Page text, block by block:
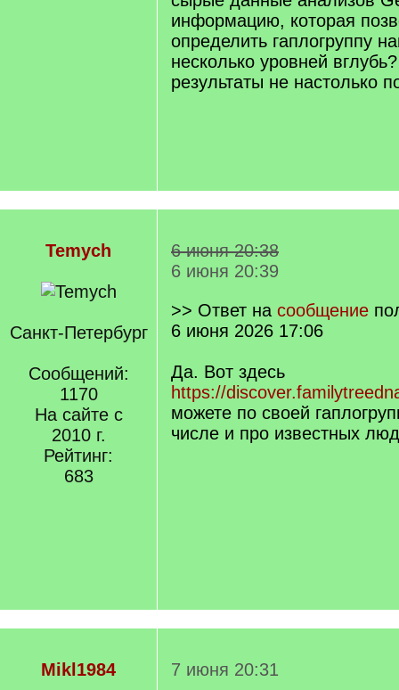
информацию, которая
определить гаплогруппу
несколько уровней
результаты не настолько
Temych
Санкт-Петербург
Сообщений:
1170
На сайте с
2010 г.
Рейтинг:
683
6 июня 20:38
6 июня 20:39
>> Ответ на сообщение
6 июня 2026 17:06
Да. Вот здесь
https://
можете по своей
числе и про известных
Mikl1984 7 июня 20:31